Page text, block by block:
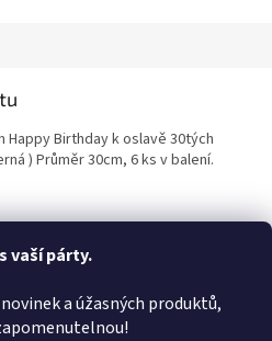
vaší párty.
a úžasných produktů,
Birthday k oslavě 30tých
) Průměr 30cm, 6 ks v balení.
využijete k výzdobě Vaši
o velikosti 30 cm můžete
v sáčku po 6ti kusech. Cena za